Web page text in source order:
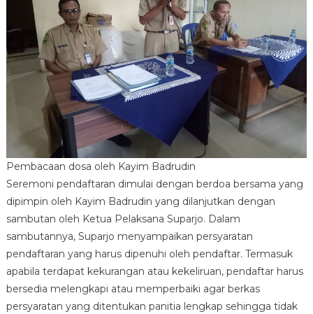
Pembacaan dosa oleh Kayim Badrudin
Seremoni pendaftaran dimulai dengan berdoa bersama yang
dipimpin oleh Kayim Badrudin yang dilanjutkan dengan
sambutan oleh Ketua Pelaksana Suparjo. Dalam
sambutannya, Suparjo menyampaikan persyaratan
pendaftaran yang harus dipenuhi oleh pendaftar. Termasuk
apabila terdapat kekurangan atau kekeliruan, pendaftar harus
bersedia melengkapi atau memperbaiki agar berkas
persyaratan yang ditentukan panitia lengkap sehingga tidak